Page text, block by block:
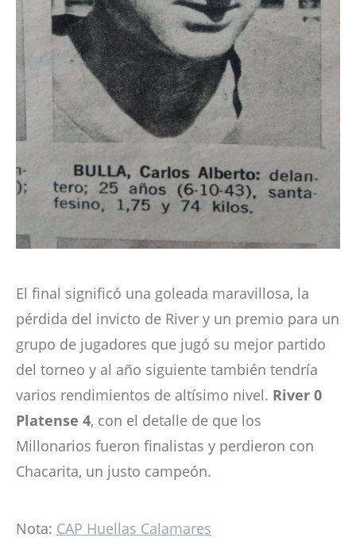
El final significó una goleada maravillosa, la
pérdida del invicto de River y un premio para un
grupo de jugadores que jugó su mejor partido
del torneo y al año siguiente también tendría
varios rendimientos de altísimo nivel. River 0
Platense 4, con el detalle de que los
Millonarios fueron finalistas y perdieron con
Chacarita, un justo campeón.
Nota: CAP Huellas Calamares